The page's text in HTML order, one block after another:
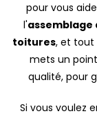
pour vous
l'assemblage
toitures, et tout
mets un
qualité, pour
Si vous voulez